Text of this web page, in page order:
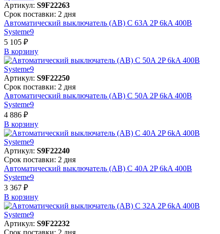
Артикул: S9F22263
Срок поставки: 2 дня
Автоматический выключатель (АВ) C 63A 2P 6kA 400В
Systeme9
5 105 ₽
В корзинy
Артикул: S9F22250
Срок поставки: 2 дня
Автоматический выключатель (АВ) C 50A 2P 6kA 400В
Systeme9
4 886 ₽
В корзинy
Артикул: S9F22240
Срок поставки: 2 дня
Автоматический выключатель (АВ) C 40A 2P 6kA 400В
Systeme9
3 367 ₽
В корзинy
Артикул: S9F22232
Срок поставки: 2 дня